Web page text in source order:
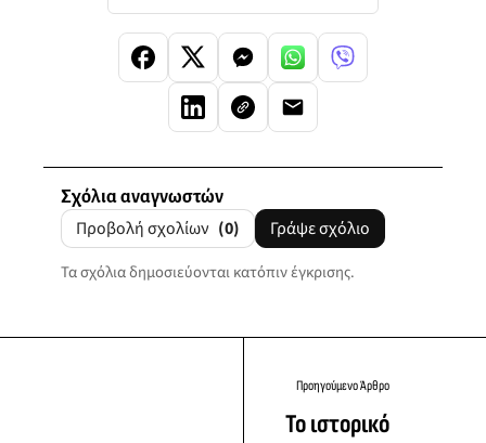
Σχόλια αναγνωστών
Προβολή σχολίων (0) Γράψε σχόλιο
Τα σχόλια δημοσιεύονται κατόπιν έγκρισης.
Προηγούμενο Άρθρο
Το ιστορικό